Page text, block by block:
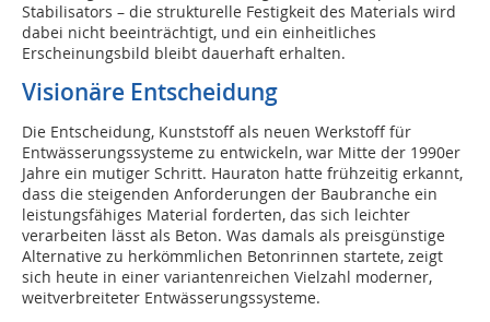
Stabilisators – die strukturelle Festigkeit des Materials wird
dabei nicht beeinträchtigt, und ein einheitliches
Erscheinungsbild bleibt dauerhaft erhalten.
Visionäre Entscheidung
Die Entscheidung, Kunststoff als neuen Werkstoff für
Entwässerungssysteme zu entwickeln, war Mitte der 1990er
Jahre ein mutiger Schritt. Hauraton hatte frühzeitig erkannt,
dass die steigenden Anforderungen der Baubranche ein
leistungsfähiges Material forderten, das sich leichter
verarbeiten lässt als Beton. Was damals als preisgünstige
Alternative zu herkömmlichen Betonrinnen startete, zeigt
sich heute in einer variantenreichen Vielzahl moderner,
weitverbreiteter Entwässerungssysteme.